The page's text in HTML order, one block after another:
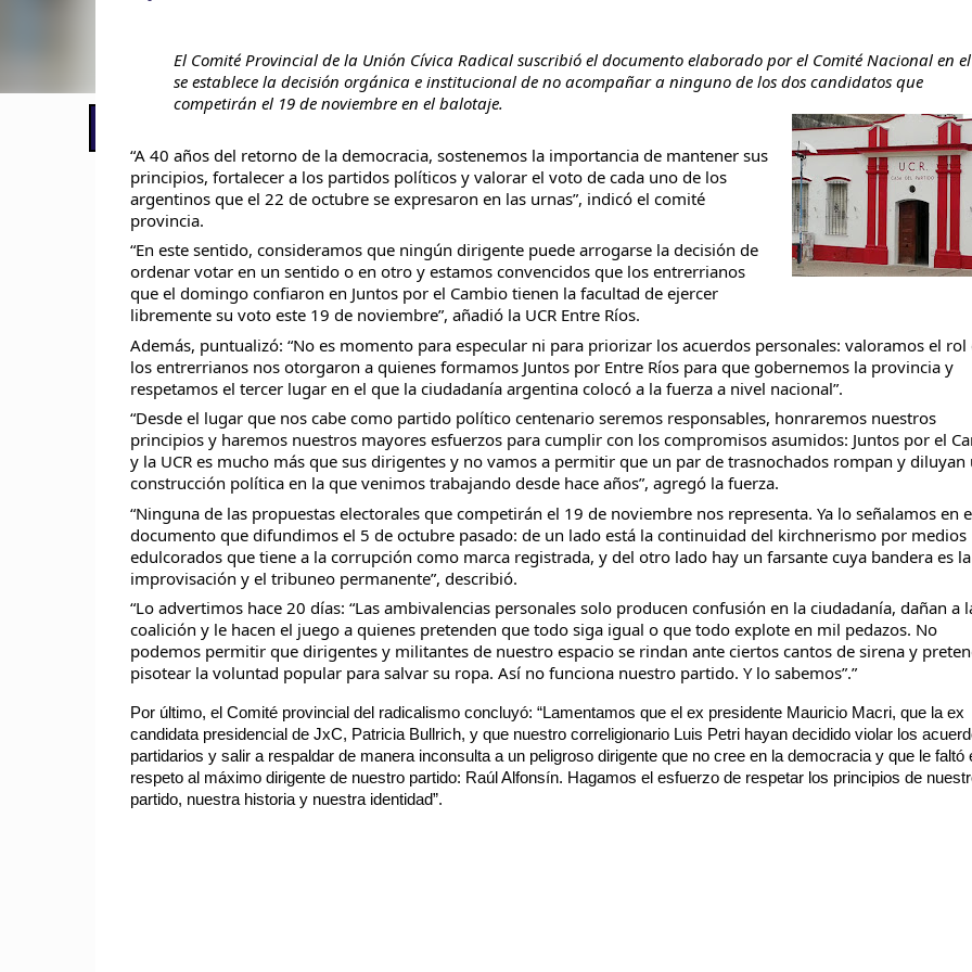
El Comité Provincial de la Unión Cívica Radical suscribió el documento elaborado por el Comité Nacional en
se establece la decisión orgánica e institucional de no acompañar a ninguno de los dos candidatos que
competirán el 19 de noviembre en el balotaje.
“A 40 años del retorno de la democracia, sostenemos la importancia de mantener sus
principios, fortalecer a los partidos políticos y valorar el voto de cada uno de los
argentinos que el 22 de octubre se expresaron en las urnas”, indicó el comité
provincia.
“En este sentido, consideramos que ningún dirigente puede arrogarse la decisión de
ordenar votar en un sentido o en otro y estamos convencidos que los entrerrianos
que el domingo confiaron en Juntos por el Cambio tienen la facultad de ejercer
libremente su voto este 19 de noviembre”, añadió la UCR Entre Ríos.
Además, puntualizó: “No es momento para especular ni para priorizar los acuerdos personales: valoramos el rol
los entrerrianos nos otorgaron a quienes formamos Juntos por Entre Ríos para que gobernemos la provincia y
respetamos el tercer lugar en el que la ciudadanía argentina colocó a la fuerza a nivel nacional”.
“Desde el lugar que nos cabe como partido político centenario seremos responsables, honraremos nuestros
principios y haremos nuestros mayores esfuerzos para cumplir con los compromisos asumidos: Juntos por el
y la UCR es mucho más que sus dirigentes y no vamos a permitir que un par de trasnochados rompan y diluyan
construcción política en la que venimos trabajando desde hace años”, agregó la fuerza.
“Ninguna de las propuestas electorales que competirán el 19 de noviembre nos representa. Ya lo señalamos en
documento que difundimos el 5 de octubre pasado: de un lado está la continuidad del kirchnerismo por medios
edulcorados que tiene a la corrupción como marca registrada, y del otro lado hay un farsante cuya bandera es la
improvisación y el tribuneo permanente”, describió.
“Lo advertimos hace 20 días: “Las ambivalencias personales solo producen confusión en la ciudadanía, dañan a
coalición y le hacen el juego a quienes pretenden que todo siga igual o que todo explote en mil pedazos. No
podemos permitir que dirigentes y militantes de nuestro espacio se rindan ante ciertos cantos de sirena y
pisotear la voluntad popular para salvar su ropa. Así no funciona nuestro partido. Y lo sabemos”.”
Por último, el Comité provincial del radicalismo concluyó: “Lamentamos que el ex presidente Mauricio Macri, que la ex
candidata presidencial de JxC, Patricia Bullrich, y que nuestro correligionario Luis Petri hayan decidido violar los
partidarios y salir a respaldar de manera inconsulta a un peligroso dirigente que no cree en la democracia y que le faltó
respeto al máximo dirigente de nuestro partido: Raúl Alfonsín. Hagamos el esfuerzo de respetar los principios de
partido, nuestra historia y nuestra identidad”.